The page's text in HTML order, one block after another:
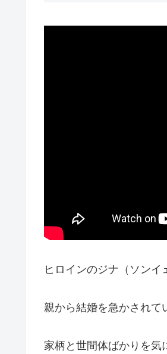
ヒロインのジナ（ソンイ
親から結婚を急かされて
家柄と世間体ばかりを気